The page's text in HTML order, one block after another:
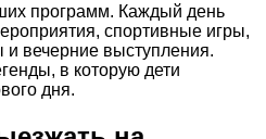
программ. Каждый день
спортивные игры,
и вечерние выступления.
в которую дети
дня.